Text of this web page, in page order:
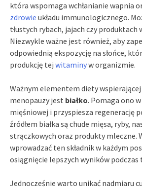
która wspomaga wchłanianie wapnia
zdrowie układu immunologicznego.
tłustych rybach, jajach czy produktach
Niezwykle ważne jest również, aby
odpowiednią ekspozycję na słońce,
produkcję tej witaminyw organizmie.
Ważnym elementem diety
menopauzy jest białko. Pomaga ono
mięśniowej i przyspiesza regenerację
źródłem białka są chude mięsa, ryby,
strączkowych oraz produkty mleczne.
wprowadzać ten składnik w każdym
osiągnięcie lepszych wyników podczas
Jednocześnie warto unikać nadmiaru